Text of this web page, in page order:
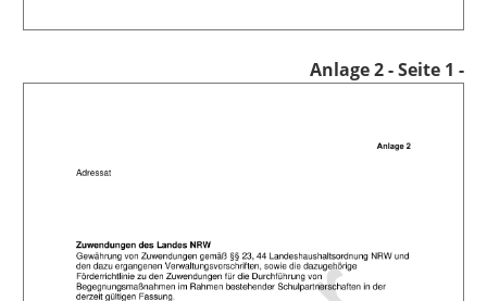
Anlage 2- Seite 1 -